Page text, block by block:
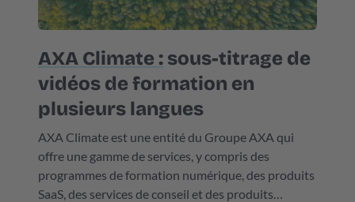
AXA Climate : sous-titrage de
vidéos de formation en
plusieurs langues
AXA Climate est une entité du Groupe AXA qui
offre une gamme de services, y compris des
programmes de formation numérique, des produits
SaaS, des services de conseil et des produits